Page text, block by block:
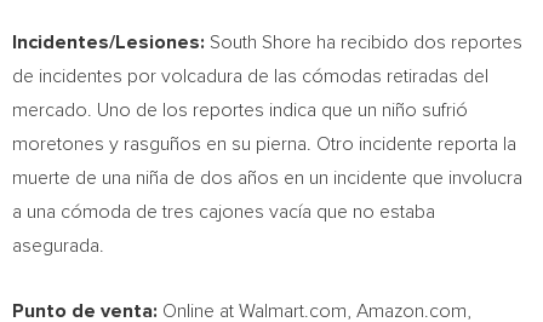
Incidentes/Lesiones: South Shore ha recibido dos reportes
de incidentes por volcadura de las cómodas retiradas del
mercado. Uno de los reportes indica que un niño sufrió
moretones y rasguños en su pierna. Otro incidente reporta la
muerte de una niña de dos años en un incidente que involucra
a una cómoda de tres cajones vacía que no estaba
asegurada.
Punto de venta: Online at Walmart.com, Amazon.com,